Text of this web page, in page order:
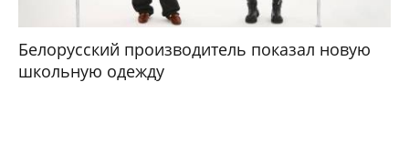
Белорусский производитель показал новую
школьную одежду